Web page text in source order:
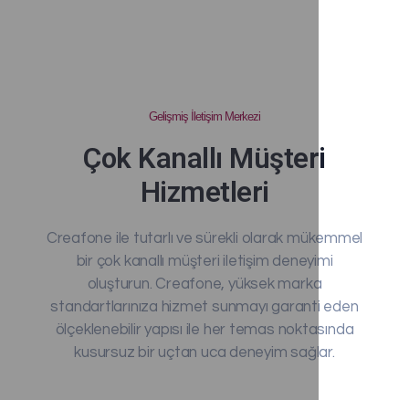
Gelişmiş İletişim Merkezi
Çok Kanallı Müşteri
Hizmetleri
Creafone ile tutarlı ve sürekli olarak mükemmel
bir çok kanallı müşteri iletişim deneyimi
oluşturun. Creafone, yüksek marka
standartlarınıza hizmet sunmayı garanti eden
ölçeklenebilir yapısı ile her temas noktasında
kusursuz bir uçtan uca deneyim sağlar.